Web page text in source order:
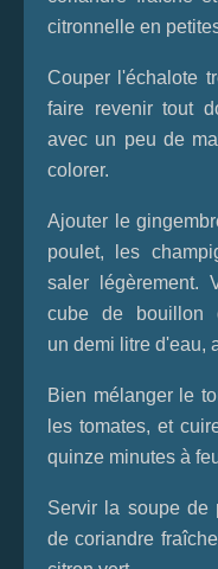
citronnelle en
Couper l'échalote
faire revenir tout
avec un peu de
colorer.
Ajouter le
poulet, les
saler légèrement.
cube de bouillon
un demi litre d'eau,
Bien mélanger le
les tomates, et
quinze minutes à
Servir la soupe de
de coriandre